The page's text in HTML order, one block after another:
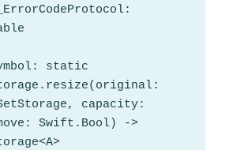
static
capacity:
Swift.Bool) ->